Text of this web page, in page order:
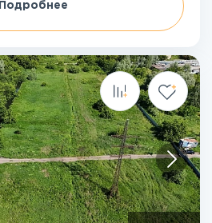
Подробнее